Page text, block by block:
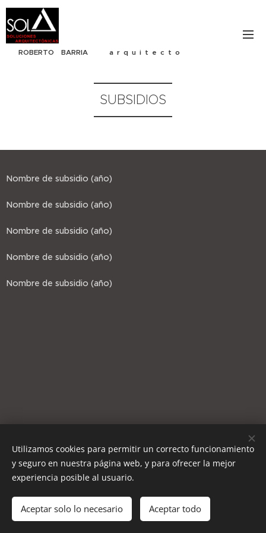
ROBERTO BARRIA a r q u i t e c t o
SUBSIDIOS
Nombre de subsidio (año)
Nombre de subsidio (año)
Nombre de subsidio (año)
Nombre de subsidio (año)
Nombre de subsidio (año)
Webnode
Utilizamos cookies para permitir un correcto funcionamiento
y seguro en nuestra página web, y para ofrecer la mejor
experiencia posible al usuario.
Aceptar solo lo necesario Aceptar todo